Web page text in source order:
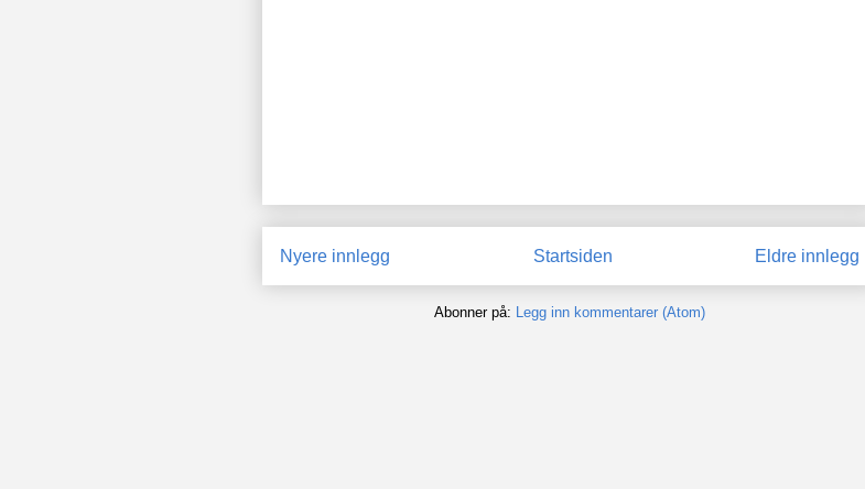
Nyere innlegg Eldre innlegg
Startsiden
Abonner på: Legg inn kommentarer (Atom)